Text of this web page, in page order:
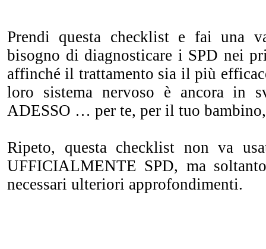
Prendi questa checklist e fai una
bisogno di diagnosticare i SPD nei
affinché il trattamento sia il più
loro sistema nervoso è ancora in
ADESSO … per te, per il tuo
Ripeto, questa checklist non va
UFFICIALMENTE SPD, ma
necessari ulteriori approfondimenti.